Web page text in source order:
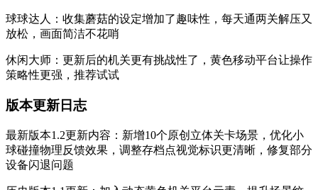
球球达人：收集蘑菇的设定增加了趣味性，每天通两关解压又
放松，画面简洁不花哨
休闲大师：更新后的机关更有挑战性了，黄色移动平台让操作
策略性更强，推荐试试
版本更新日志
最新版本1.2更新内容：新增10个原创立体关卡场景，优化小
球碰撞物理反馈效果，调整存档点视觉标识更清晰，修复部分
设备闪退问题